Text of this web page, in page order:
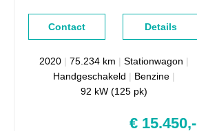
Details
Contact
2020| 75.234 km | Stationwagon |
Handgeschakeld | Benzine|
92 kW (125 pk)
€ 15.450,-